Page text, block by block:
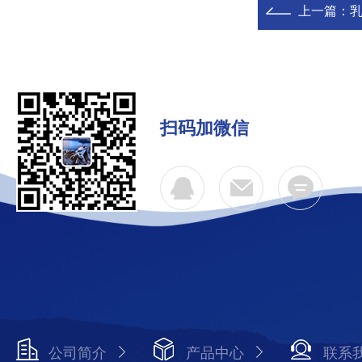
上一篇：
扫码加微信
公司简介 产品中心 联系